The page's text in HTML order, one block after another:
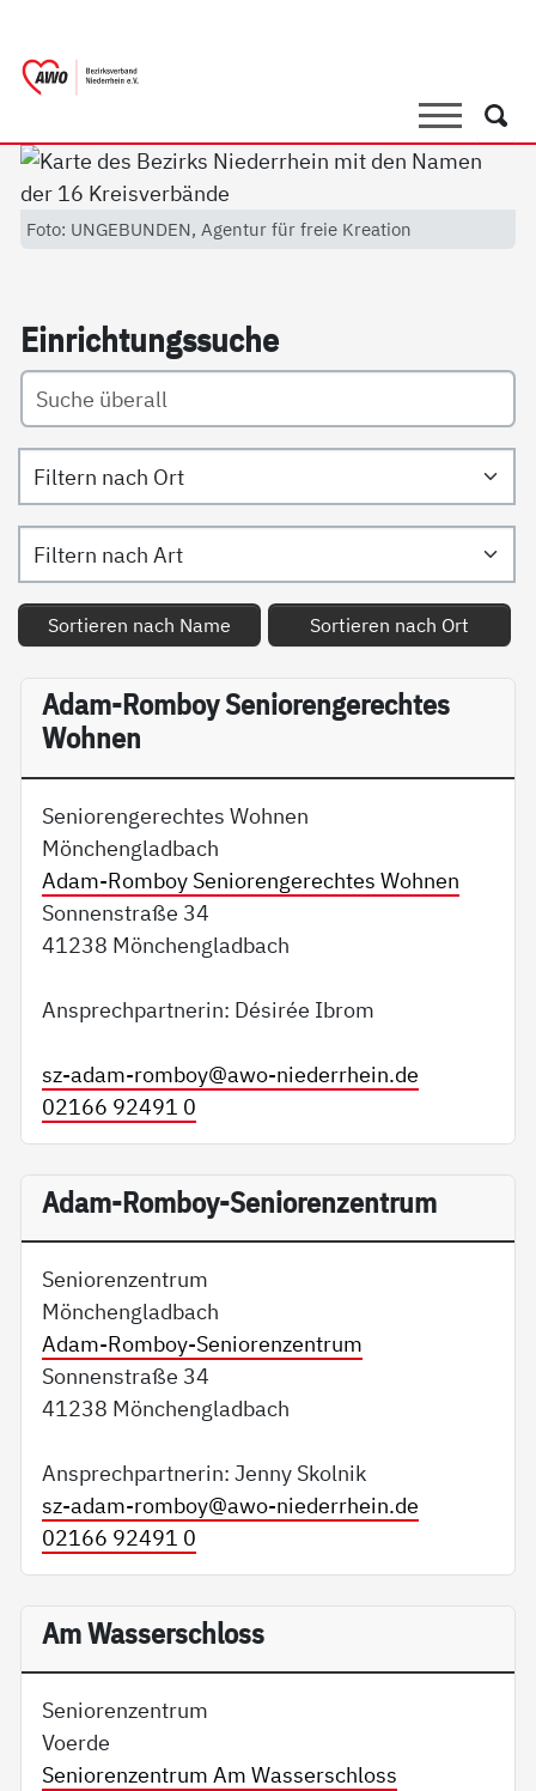
SucheSuche
Foto: UNGEBUNDEN, Agentur für freie Kreation
Ein­rich­tungs­su­che
Filtern nach Ort
Filtern nach Art
Sortieren nach Name Sortieren nach Ort
Adam-Romboy Seniorengerechtes
Wohnen
Seniorengerechtes Wohnen
Mönchengladbach
Adam-Romboy Seniorengerechtes Wohnen
Sonnenstraße 34
41238 Mönchengladbach
Ansprechpartnerin: Désirée Ibrom
sz-adam-romboy@awo-niederrhein.de
02166 92491 0
Adam-Romboy-Seniorenzentrum
Seniorenzentrum
Mönchengladbach
Adam-Romboy-Seniorenzentrum
Sonnenstraße 34
41238 Mönchengladbach
Ansprechpartnerin: Jenny Skolnik
sz-adam-romboy@awo-niederrhein.de
02166 92491 0
Am Wasserschloss
Seniorenzentrum
Voerde
Seniorenzentrum Am Wasserschloss